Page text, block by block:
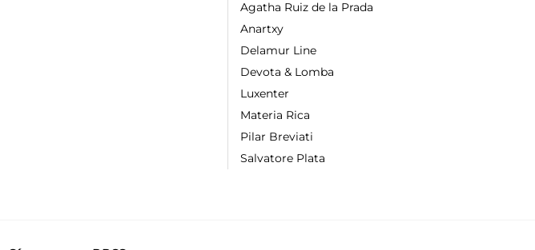
Agatha Ruiz de la Prada
Anartxy
Delamur Line
Devota & Lomba
Luxenter
Materia Rica
Pilar Breviati
Salvatore Plata